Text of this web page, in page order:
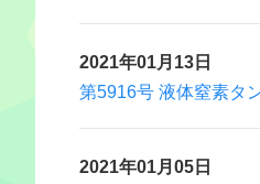
2021年01月13日
第5916号 液体窒素タ
2021年01月05日